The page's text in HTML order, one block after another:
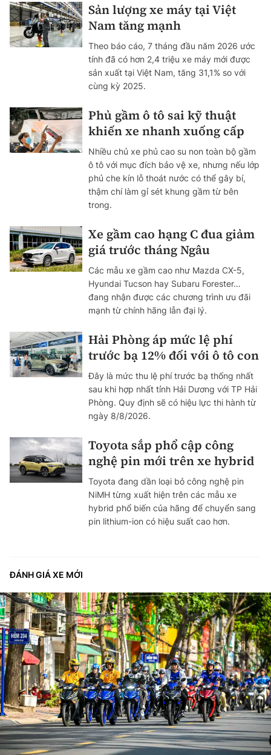
Sản lượng xe máy tại Việt
Nam tăng mạnh
Theo báo cáo, 7 tháng đầu năm 2026 ước
tính đã có hơn 2,4 triệu xe máy mới được
sản xuất tại Việt Nam, tăng 31,1% so với
cùng kỳ 2025.
Phủ gầm ô tô sai kỹ thuật
khiến xe nhanh xuống cấp
Nhiều chủ xe phủ cao su non toàn bộ gầm
ô tô với mục đích bảo vệ xe, nhưng nếu lớp
phủ che kín lỗ thoát nước có thể gây bí,
thậm chí làm gỉ sét khung gầm từ bên
trong.
Xe gầm cao hạng C đua giảm
giá trước tháng Ngâu
Các mẫu xe gầm cao như Mazda CX-5,
Hyundai Tucson hay Subaru Forester…
đang nhận được các chương trình ưu đãi
mạnh từ chính hãng lẫn đại lý.
Hải Phòng áp mức lệ phí
trước bạ 12% đối với ô tô con
Đây là mức thu lệ phí trước bạ thống nhất
sau khi hợp nhất tỉnh Hải Dương với TP Hải
Phòng. Quy định sẽ có hiệu lực thi hành từ
ngày 8/8/2026.
Toyota sắp phổ cập công
nghệ pin mới trên xe hybrid
Toyota đang dần loại bỏ công nghệ pin
NiMH từng xuất hiện trên các mẫu xe
hybrid phổ biến của hãng để chuyển sang
pin lithium-ion có hiệu suất cao hơn.
ĐÁNH GIÁ XE MỚI